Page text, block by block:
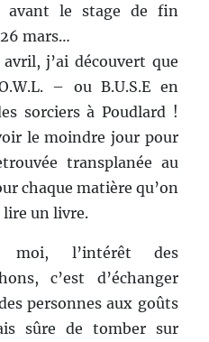
avant le stage de fin
mars…
j’ai découvert que
– ou B.U.S.E en
sorciers à Poudlard !
le moindre jour pour
transplanée au
chaque matière qu’on
un livre.
moi, l’intérêt des
c’est d’échanger
personnes aux goûts
sûre de tomber sur